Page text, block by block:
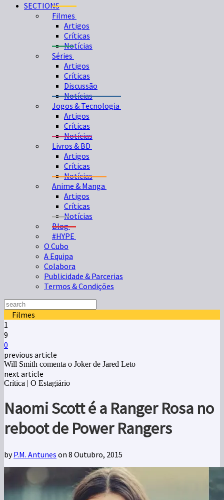
SECTIONS
Filmes
Artigos
Críticas
Notícias
Séries
Artigos
Críticas
Discussão
Notícias
Jogos & Tecnologia
Artigos
Críticas
Notícias
Livros & BD
Artigos
Críticas
Notícias
Anime & Manga
Artigos
Críticas
Notícias
Blog
#HYPE
O Cubo
A Equipa
Colabora
Publicidade & Parcerias
Termos & Condições
Filmes
1
9
0
previous article
Will Smith comenta o Joker de Jared Leto
next article
Crítica | O Estagiário
Naomi Scott é a Ranger Rosa no
reboot de Power Rangers
byP.M. Antunes on 8 Outubro, 2015